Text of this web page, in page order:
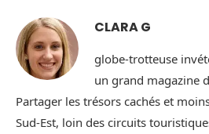
CLARA G
globe-trotteuse
un grand magazine
Partager les trésors cachés et
Sud-Est, loin des circuits